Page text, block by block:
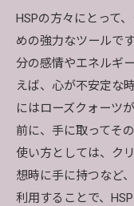
HSPの方々にとって
めの強力なツールで
分の感情やエネルギ
えば、心が不安定な
にはローズクォーツ
前に、手に取ってそ
使い方としては、ク
想時に手に持つなど
利用することで、